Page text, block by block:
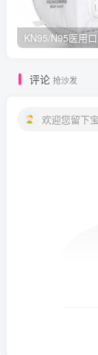
评论 抢沙发
欢迎您留下